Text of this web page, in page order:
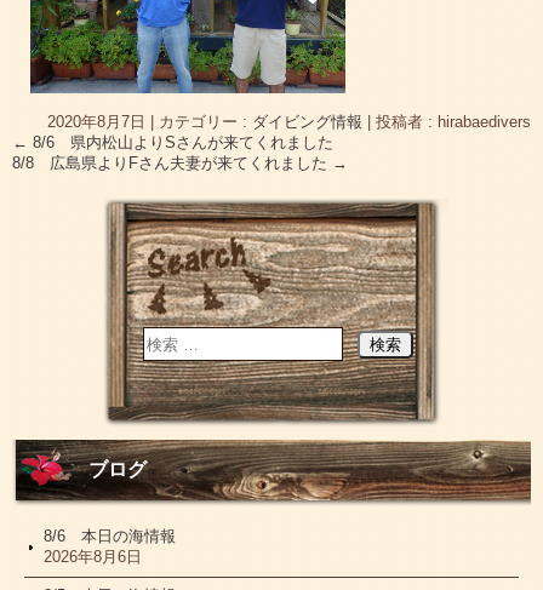
2020年8月7日 | カテゴリー : ダイビング情報 | 投稿者 : hirabaedivers
← 8/6 県内松山よりSさんが来てくれました
8/8 広島県よりFさん夫妻が来てくれました →
ブログ
8/6 本日の海情報
2026年8月6日